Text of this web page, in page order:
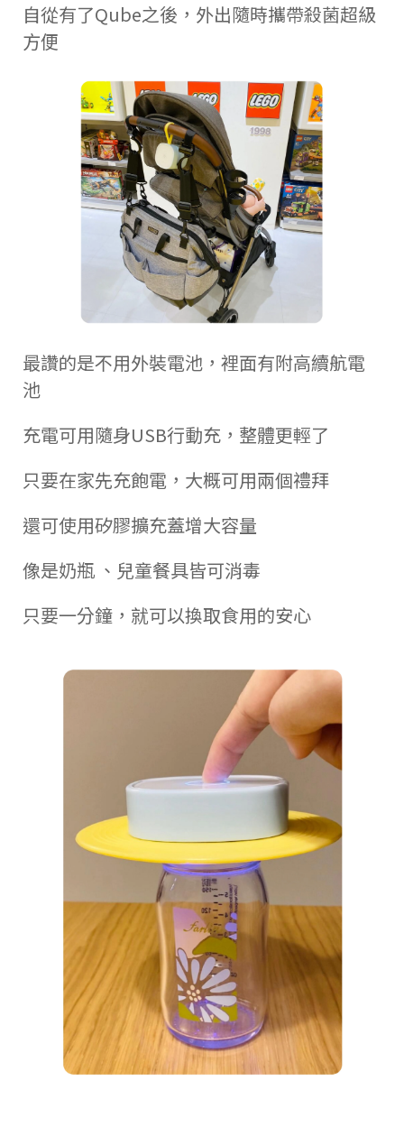
自從有了Qube之後，外出隨時攜帶殺菌超級
方便
最讚的是不用外裝電池，裡面有附高續航電
池
充電可用隨身USB行動充，整體更輕了
只要在家先充飽電，大概可用兩個禮拜
還可使用矽膠擴充蓋增大容量
像是奶瓶 、兒童餐具皆可消毒
只要一分鐘，就可以換取食用的安心